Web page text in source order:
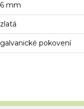
6 mm
zlatá
galvanické pokovení